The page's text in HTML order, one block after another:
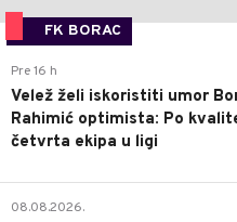
FK BORAC
Pre 16 h
Velež želi iskoristiti umor
Rahimić optimista: Po
četvrta ekipa u ligi
08.08.2026.